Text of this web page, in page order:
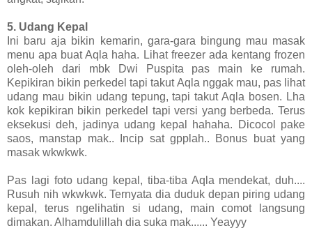
5. Udang Kepal
Ini baru aja bikin kemarin, gara-gara bingung mau masak
menu apa buat Aqla haha. Lihat freezer ada kentang frozen
oleh-oleh dari mbk Dwi Puspita pas main ke rumah.
Kepikiran bikin perkedel tapi takut Aqla nggak mau, pas lihat
udang mau bikin udang tepung, tapi takut Aqla bosen. Lha
kok kepikiran bikin perkedel tapi versi yang berbeda. Terus
eksekusi deh, jadinya udang kepal hahaha. Dicocol pake
saos, manstap mak.. Incip sat gpplah.. Bonus buat yang
masak wkwkwk.
Pas lagi foto udang kepal, tiba-tiba Aqla mendekat, duh....
Rusuh nih wkwkwk. Ternyata dia duduk depan piring udang
kepal, terus ngelihatin si udang, main comot langsung
dimakan. Alhamdulillah dia suka mak...... Yeayyy